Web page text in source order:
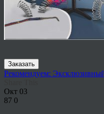
Заказать
Рекомендуем:
Окт 03
87 0